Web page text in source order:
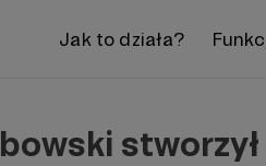
Jak to działa?